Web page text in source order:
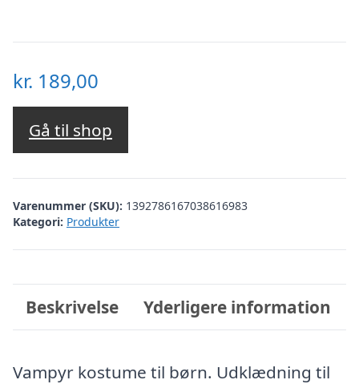
kr. 189,00
Gå til shop
Varenummer (SKU): 1392786167038616983
Kategori: Produkter
Beskrivelse Yderligere information
Vampyr kostume til børn. Udklædning til